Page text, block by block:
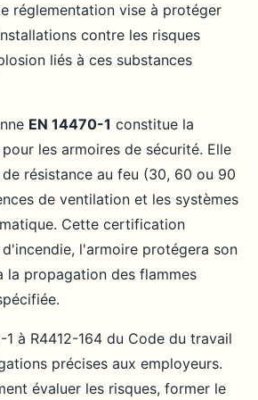
réglementation vise à protéger
contre les risques
liés à ces substances
EN 14470-1 constitue la
les armoires de sécurité. Elle
résistance au feu (30, 60 ou 90
de ventilation et les systèmes
Cette certification
l'armoire protégera son
la propagation des flammes
1 à R4412-164 du Code du travail
précises aux employeurs.
évaluer les risques, former le